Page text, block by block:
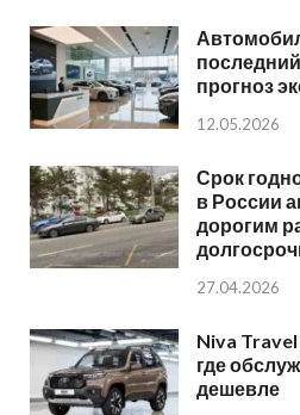
прогноз
12.05.2026
Срок
в России
дорогим
27.04.2026
Niva
где
дешевле